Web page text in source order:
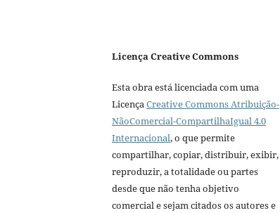
Licença Creative Commons
Esta obra está licenciada com uma
LicençaCreative Commons Atribuição-
NãoComercial-CompartilhaIgual 4.0
Internacional, o que permite
compartilhar, copiar, distribuir, exibir,
reproduzir, a totalidade ou partes
desde que não tenha objetivo
comercial e sejam citados os autores e